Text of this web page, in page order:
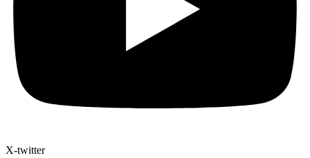
X-twitter